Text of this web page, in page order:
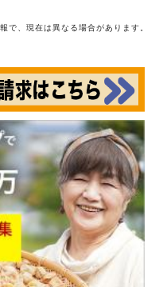
で、現在は異なる場合があります。